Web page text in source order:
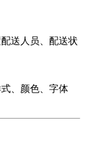
送人员、配送状
、颜色、字体